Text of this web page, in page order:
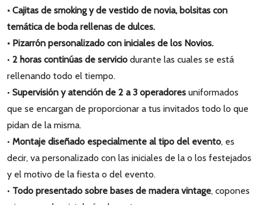
• Cajitas de smoking y de vestido de novia, bolsitas con
temática de boda rellenas de dulces.
• Pizarrón personalizado con iniciales de los Novios.
• 2 horas continúas de servicio durante las cuales se está
rellenando todo el tiempo.
• Supervisión y atención de 2 a 3 operadores uniformados
que se encargan de proporcionar a tus invitados todo lo que
pidan de la misma.
• Montaje diseñado especialmente al tipo del evento, es
decir, va personalizado con las iniciales de la o los festejados
y el motivo de la fiesta o del evento.
• Todo presentado sobre bases de madera vintage, copones